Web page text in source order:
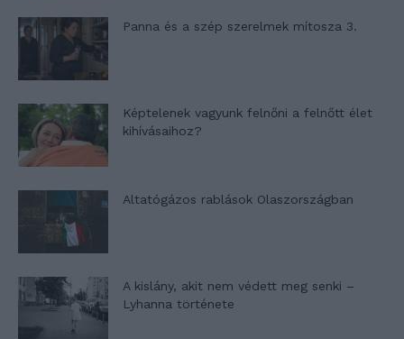
Panna és a szép szerelmek mítosza 3.
Képtelenek vagyunk felnőni a felnőtt élet
kihívásaihoz?
Altatógázos rablások Olaszországban
A kislány, akit nem védett meg senki –
Lyhanna története